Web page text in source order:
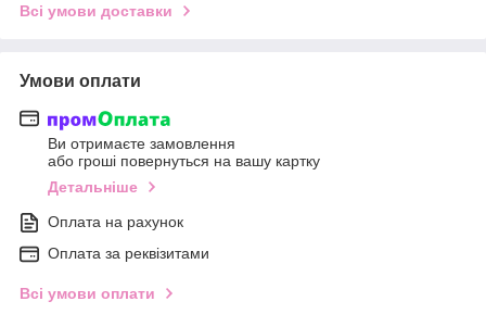
Всі умови доставки
Умови оплати
Ви отримаєте замовлення
або гроші повернуться на вашу картку
Детальніше
Оплата на рахунок
Оплата за реквізитами
Всі умови оплати